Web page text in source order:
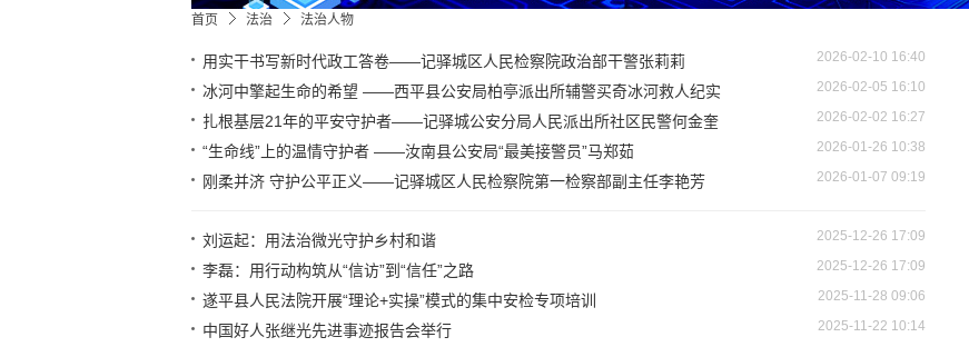
首页 法治 法治人物
用实干书写新时代政工答卷——记驿城区人民检察院政治部干警张莉莉 2026-02-10 16:40
冰河中擎起生命的希望 ——西平县公安局柏亭派出所辅警买奇冰河救人纪实 2026-02-05 16:10
扎根基层21年的平安守护者——记驿城公安分局人民派出所社区民警何金奎 2026-02-02 16:27
“生命线”上的温情守护者 ——汝南县公安局“最美接警员”马郑茹 2026-01-26 10:38
刚柔并济 守护公平正义——记驿城区人民检察院第一检察部副主任李艳芳 2026-01-07 09:19
刘运起：用法治微光守护乡村和谐 2025-12-26 17:09
李磊：用行动构筑从“信访”到“信任”之路 2025-12-26 17:09
遂平县人民法院开展“理论+实操”模式的集中安检专项培训 2025-11-28 09:06
中国好人张继光先进事迹报告会举行 2025-11-22 10:14